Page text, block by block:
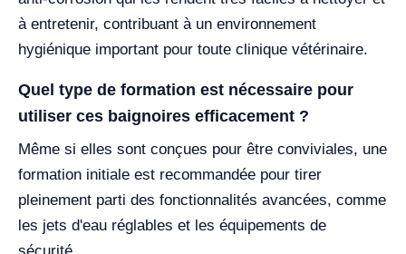
à entretenir, contribuant à un environnement
hygiénique important pour toute clinique vétérinaire.
Quel type de formation est nécessaire pour
utiliser ces baignoires efficacement ?
Même si elles sont conçues pour être conviviales, une
formation initiale est recommandée pour tirer
pleinement parti des fonctionnalités avancées, comme
les jets d'eau réglables et les équipements de